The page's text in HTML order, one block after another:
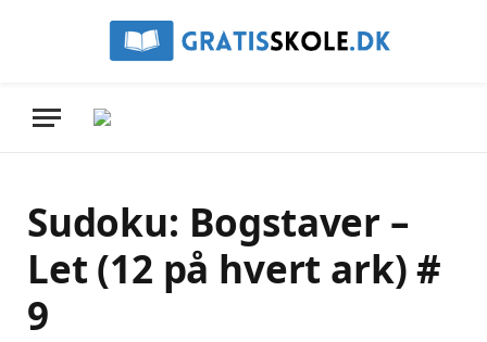
Sudoku: Bogstaver –
Let (12 på hvert ark) #
9